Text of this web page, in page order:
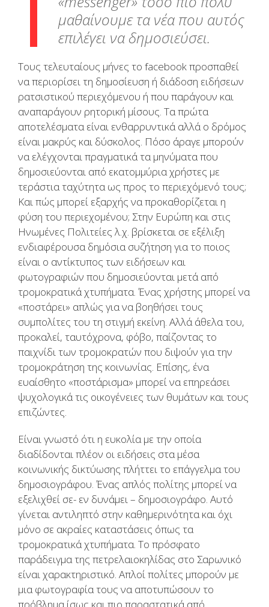
μαθαίνουμε τα νέα που αυτός
επιλέγει να δημοσιεύσει.
Τους τελευταίους μήνες το facebook προσπαθεί
να περιορίσει τη δημοσίευση ή διάδοση ειδήσεων
ρατσιστικού περιεχόμενου ή που παράγουν και
αναπαράγουν ρητορική μίσους. Τα πρώτα
αποτελέσματα είναι ενθαρρυντικά αλλά ο δρόμος
είναι μακρύς και δύσκολος. Πόσο άραγε μπορούν
να ελέγχονται πραγματικά τα μηνύματα που
δημοσιεύονται από εκατομμύρια χρήστες με
τεράστια ταχύτητα ως προς το περιεχόμενό τους;
Και πώς μπορεί εξαρχής να προκαθορίζεται η
φύση του περιεχομένου; Στην Ευρώπη και στις
Ηνωμένες Πολιτείες λ.χ. βρίσκεται σε εξέλιξη
ενδιαφέρουσα δημόσια συζήτηση για το ποιος
είναι ο αντίκτυπος των ειδήσεων και
φωτογραφιών που δημοσιεύονται μετά από
τρομοκρατικά χτυπήματα. Ένας χρήστης μπορεί να
«ποστάρει» απλώς για να βοηθήσει τους
συμπολίτες του τη στιγμή εκείνη. Αλλά άθελα του,
προκαλεί, ταυτόχρονα, φόβο, παίζοντας το
παιχνίδι των τρομοκρατών που διψούν για την
τρομοκράτηση της κοινωνίας. Επίσης, ένα
ευαίσθητο «ποστάρισμα» μπορεί να επηρεάσει
ψυχολογικά τις οικογένειες των θυμάτων και τους
επιζώντες.
Είναι γνωστό ότι η ευκολία με την οποία
διαδίδονται πλέον οι ειδήσεις στα μέσα
κοινωνικής δικτύωσης πλήττει το επάγγελμα του
δημοσιογράφου. Ένας απλός πολίτης μπορεί να
εξελιχθεί σε- εν δυνάμει – δημοσιογράφο. Αυτό
γίνεται αντιληπτό στην καθημερινότητα και όχι
μόνο σε ακραίες καταστάσεις όπως τα
τρομοκρατικά χτυπήματα. Το πρόσφατο
παράδειγμα της πετρελαιοκηλίδας στο Σαρωνικό
είναι χαρακτηριστικό. Απλοί πολίτες μπορούν με
μια φωτογραφία τους να αποτυπώσουν το
πρόβλημα ίσως και πιο παραστατικά από